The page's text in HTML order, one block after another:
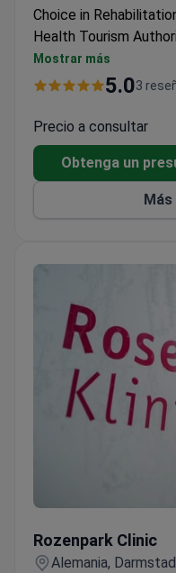
Choice in
Health Tourism
Treats around
5 doctors form a
rehabilitation.
Mostrar más
5.03
Precio a consultar
Obtenga un
Rozenpark Сlinic
Alemania,